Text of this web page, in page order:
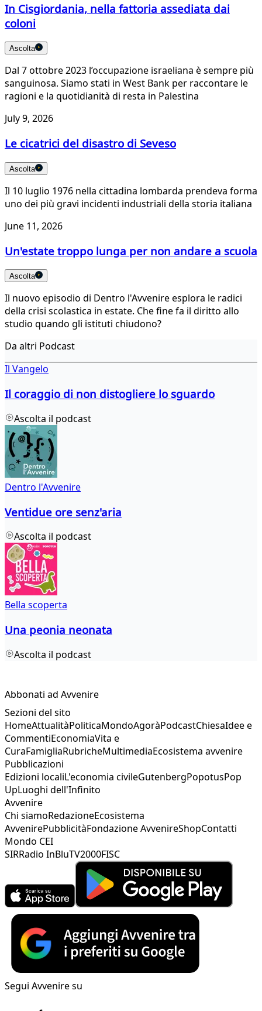
In Cisgiordania, nella fattoria assediata dai
coloni
Ascolta
Dal 7 ottobre 2023 l’occupazione israeliana è sempre più
sanguinosa. Siamo stati in West Bank per raccontare le
ragioni e la quotidianità di resta in Palestina
July 9, 2026
Le cicatrici del disastro di Seveso
Ascolta
Il 10 luglio 1976 nella cittadina lombarda prendeva forma
uno dei più gravi incidenti industriali della storia italiana
June 11, 2026
Un'estate troppo lunga per non andare a scuola
Ascolta
Il nuovo episodio di Dentro l'Avvenire esplora le radici
della crisi scolastica in estate. Che fine fa il diritto allo
studio quando gli istituti chiudono?
Da altri Podcast
Il Vangelo
Il coraggio di non distogliere lo sguardo
Ascolta il podcast
Dentro l'Avvenire
Ventidue ore senz'aria
Ascolta il podcast
Bella scoperta
Una peonia neonata
Ascolta il podcast
Abbonati ad Avvenire
Sezioni del sito
HomeAttualitàPoliticaMondoAgoràPodcastChiesaIdee e
CommentiEconomiaVita e
CuraFamigliaRubricheMultimediaEcosistema avvenire
Pubblicazioni
Edizioni localiL'economia civileGutenbergPopotusPop
UpLuoghi dell'Infinito
Avvenire
Chi siamoRedazioneEcosistema
AvvenirePubblicitàFondazione AvvenireShopContatti
Mondo CEI
SIRRadio InBluTV2000FISC
Segui Avvenire su